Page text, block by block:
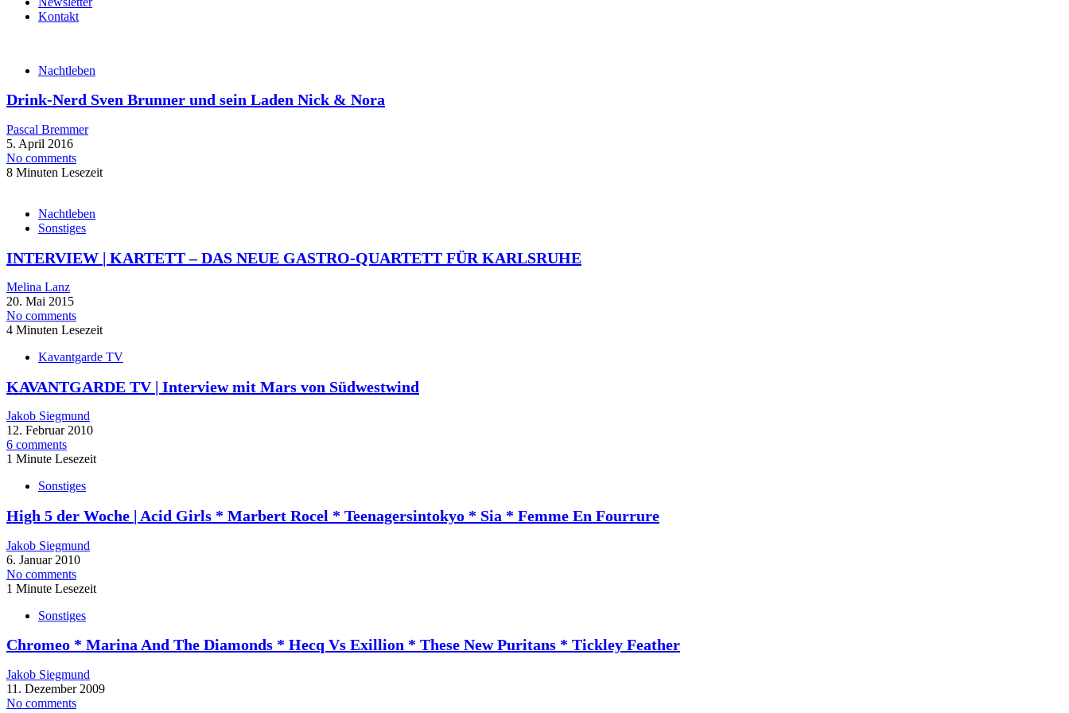
Kontakt
Nachtleben
Drink-Nerd Sven Brunner und sein Laden Nick & Nora
Pascal Bremmer
5. April 2016
No comments
8 Minuten Lesezeit
Nachtleben
Sonstiges
INTERVIEW | KARTETT – DAS NEUE GASTRO-QUARTETT FÜR KARLSRUHE
Melina Lanz
20. Mai 2015
No comments
4 Minuten Lesezeit
Kavantgarde TV
KAVANTGARDE TV | Interview mit Mars von Südwestwind
Jakob Siegmund
12. Februar 2010
6 comments
1 Minute Lesezeit
Sonstiges
High 5 der Woche | Acid Girls * Marbert Rocel * Teenagersintokyo * Sia * Femme En Fourrure
Jakob Siegmund
6. Januar 2010
No comments
1 Minute Lesezeit
Sonstiges
Chromeo * Marina And The Diamonds * Hecq Vs Exillion * These New Puritans * Tickley Feather
Jakob Siegmund
11. Dezember 2009
No comments